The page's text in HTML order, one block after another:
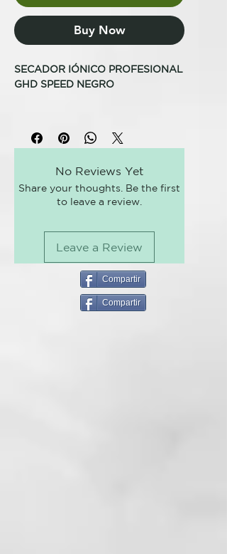
Buy Now
SECADOR IÓNICO PROFESIONAL
GHD SPEED NEGRO
DESCUENTO EXTRA >>
Secador iónico profesional ultra-
rápido con tecnología ghd Halo™
y doble flujo de aire.
Sensación de frescura en raíces
y al tacto
Sin daño por calor¹
TECNOLOGÍA
Secador de pelo profesional ghd
No Reviews Yet
Share your thoughts. Be the first
to leave a review.
Leave a Review
Compartir
Compartir